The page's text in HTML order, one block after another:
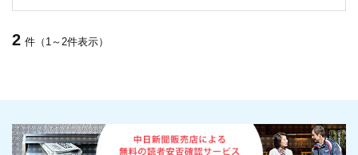
2 件（1～2件表示）